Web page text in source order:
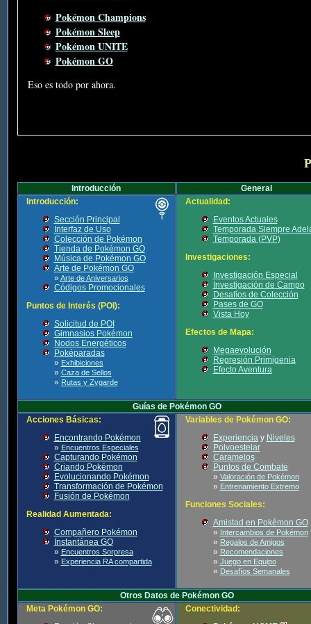
Pokémon Champions
Pokémon Sleep
Pokémon UNITE
Pokémon GO
Eso es todo por ahora.
Introducción
General
Introducción:
Sección Principal
Interfaz de Uso
Colección de Pokémon
Tienda de Pokémon GO
Música de Pokémon GO
Arte de Pokémon GO
» Arte de Aniversarios
Códigos Promocionales
Puntos de Interés (POI):
Solicitud de POI
Gimnasios Pokémon
Nodos Energéticos
Poképaradas
» Exhibiciones
» Caza de Sellos
» Rutas y Zygarde
Actualidad:
Eventos Actuales
Temporada Siempre
Temporada (PVP)
Investigaciones:
Investigación Especial
Investigación de Campo
Desafíos de Colección
Pases de GO
Vista Hoy
Efectos de Mapa:
Megaevolución
Regresión Primigenia
Efecto Aventura
Guías de Pokémon GO
Acciones Básicas:
Encontrando Pokémon
» Encuentros Especiales
Capturando Pokémon
Criando Pokémon
Evolucionando Pokémon
Transformación de Pokémon
Fusión de Pokémon
Realidad Aumentada:
Compañero Pokémon
Instantánea GO
» Encuentros Sorpresa
» Experiencia RA compartida
Variables de Pokémon GO:
Experienciay Niveles
Polvoestelar
Caramelos
Puntos de Combate
» Valoración de Pokémon
» Entrenamiento Extremo
Funciones Sociales:
Amistad en Pokémon GO
» Intercambios de Pokémon
» Regalos de Amigos
» Recomendaciones
» Juego en Equipo
» Desafíos Semanales
Otros Datos de Pokémon GO
Meta Pokémon GO:
Conectividad: